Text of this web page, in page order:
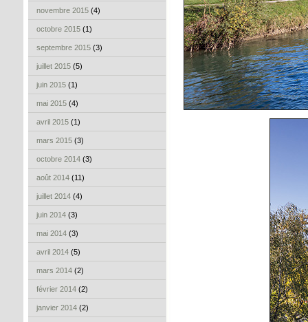
novembre 2015 (4)
octobre 2015 (1)
septembre 2015 (3)
juillet 2015 (5)
juin 2015 (1)
mai 2015 (4)
avril 2015 (1)
mars 2015 (3)
octobre 2014 (3)
août 2014 (11)
juillet 2014 (4)
juin 2014 (3)
mai 2014 (3)
avril 2014 (5)
mars 2014 (2)
février 2014 (2)
janvier 2014 (2)